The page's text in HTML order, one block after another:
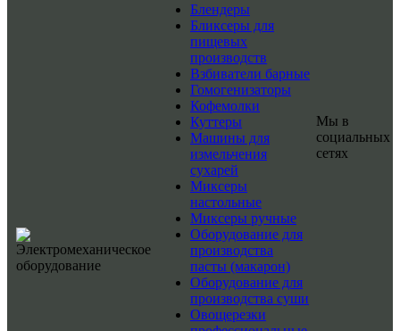
Блендеры
Бликсеры для
пищевых
производств
Взбиватели барные
Гомогенизаторы
Кофемолки
Куттеры
Машины для
измельчения
сухарей
Миксеры
настольные
Миксеры ручные
Оборудование для
производства
пасты (макарон)
Оборудование для
производства суши
Овощерезки
Мы в
социальных
сетях